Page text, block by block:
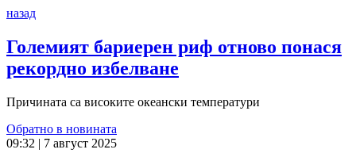
назад
Големият бариерен риф отново понася
рекордно избелване
Причината са високите океански температури
Обратно в новината
09:32 | 7 август 2025